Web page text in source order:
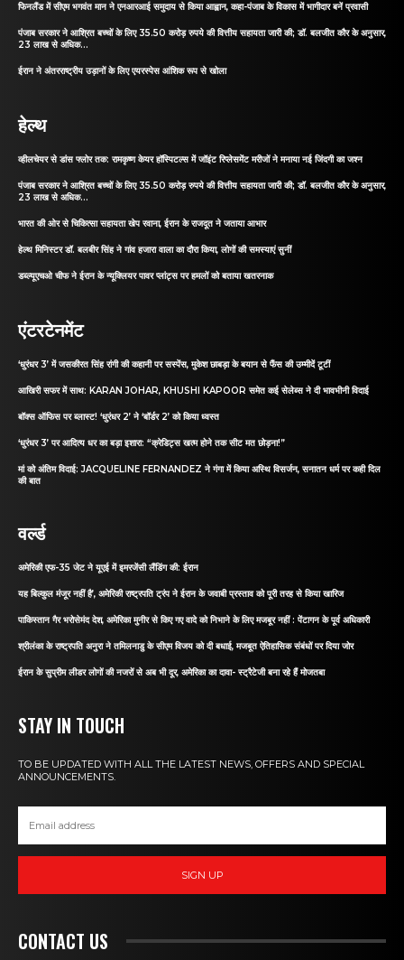
फिनलैंड में सीएम भगवंत मान ने एनआरआई समुदाय से किया आह्वान, कहा-पंजाब के विकास में भागीदार बनें प्रवासी
पंजाब सरकार ने आश्रित बच्चों के लिए 35.50 करोड़ रुपये की वित्तीय सहायता जारी की; डॉ. बलजीत कौर के अनुसार,
23 लाख से अधिक...
ईरान ने अंतरराष्ट्रीय उड़ानों के लिए एयरस्पेस आंशिक रूप से खोला
हेल्थ
व्हीलचेयर से डांस फ्लोर तक: रामकृष्ण केयर हॉस्पिटल्स में जॉइंट रिप्लेसमेंट मरीजों ने मनाया नई जिंदगी का जश्न
पंजाब सरकार ने आश्रित बच्चों के लिए 35.50 करोड़ रुपये की वित्तीय सहायता जारी की; डॉ. बलजीत कौर के अनुसार,
23 लाख से अधिक...
भारत की ओर से चिकित्सा सहायता खेप रवाना, ईरान के राजदूत ने जताया आभार
हेल्थ मिनिस्टर डॉ. बलबीर सिंह ने गांव हजारा वाला का दौरा किया, लोगों की समस्याएं सुनीं
डब्ल्यूएचओ चीफ ने ईरान के न्यूक्लियर पावर प्लांट्स पर हमलों को बताया खतरनाक
एंटरटेनमेंट
‘धुरंधर 3’ में जसकीरत सिंह रांगी की कहानी पर सस्पेंस, मुकेश छाबड़ा के बयान से फैंस की उम्मीदें टूटीं
आखिरी सफर में साथ: KARAN JOHAR, KHUSHI KAPOOR समेत कई सेलेब्स ने दी भावभीनी विदाई
बॉक्स ऑफिस पर ब्लास्ट! ‘धुरंधर 2’ ने ‘बॉर्डर 2’ को किया ध्वस्त
‘धुरंधर 3’ पर आदित्य धर का बड़ा इशारा: “क्रेडिट्स खत्म होने तक सीट मत छोड़ना!”
मां को अंतिम विदाई: JACQUELINE FERNANDEZ ने गंगा में किया अस्थि विसर्जन, सनातन धर्म पर कही दिल
की बात
वर्ल्ड
अमेरिकी एफ-35 जेट ने यूएई में इमरजेंसी लैंडिंग की: ईरान
यह बिल्कुल मंजूर नहीं है’, अमेरिकी राष्ट्रपति ट्रंप ने ईरान के जवाबी प्रस्ताव को पूरी तरह से किया खारिज
पाकिस्तान गैर भरोसेमंद देश, अमेरिका मुनीर से किए गए वादे को निभाने के लिए मजबूर नहीं : पेंटागन के पूर्व अधिकारी
श्रीलंका के राष्ट्रपति अनुरा ने तमिलनाडु के सीएम विजय को दी बधाई, मजबूत ऐतिहासिक संबंधों पर दिया जोर
ईरान के सुप्रीम लीडर लोगों की नजरों से अब भी दूर, अमेरिका का दावा- स्ट्रैटेजी बना रहे हैं मोजतबा
STAY IN TOUCH
TO BE UPDATED WITH ALL THE LATEST NEWS, OFFERS AND SPECIAL
ANNOUNCEMENTS.
SIGN UP
CONTACT US